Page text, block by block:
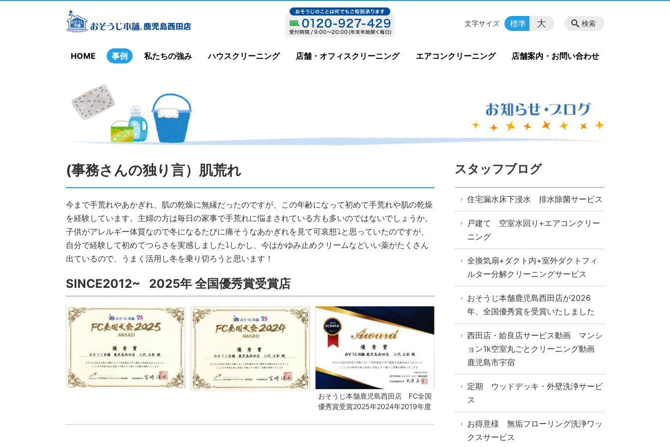
HOME 事例 私たちの強み ハウスクリーニング 店舗・オフィスクリーニング エアコンクリーニング 店舗案内・お問い合わせ
検索
文字サイズ 標準 大
(事務さんの独り言）肌荒れ
今まで手荒れやあかぎれ、肌の乾燥に無縁だったのですが、この年齢になって初めて手荒れや肌の乾燥
を経験しています。主婦の方は毎日の家事で手荒れに悩まされている方も多いのではないでしょうか。
子供がアレルギー体質なので冬になるたびに痛そうなあかぎれを見て可哀想⤵と思っていたのですが、
自分で経験して初めてつらさを実感しました⤵しかし、今はかゆみ止めクリームなどいい薬がたくさん
出ているので、うまく活用し冬を乗り切ろうと思います！
SINCE2012~ 2025年 全国優秀賞受賞店
おそうじ本舗鹿児島西田店 FC全国
優秀賞受賞2025年2024年2019年度
スタッフブログ
住宅漏水床下浸水 排水除菌サービス
戸建て 空室水回り+エアコンクリー
ニング
全換気扇+ダクト内+室外ダクトフィ
ルター分解クリーニングサービス
おそうじ本舗鹿児島西田店が2026
年、全国優秀賞を受賞いたしました
西田店・姶良店サービス動画 マンシ
ョン1k空室丸ごとクリーニング動画
鹿児島市宇宿
定期 ウッドデッキ・外壁洗浄サービ
ス
お得意様 無垢フローリング洗浄ワッ
クスサービス